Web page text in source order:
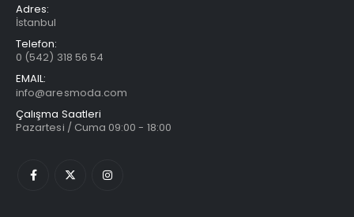
Adres:
İstanbul
Telefon:
0 (542) 318 56 54
EMAIL:
info@aresmoda.com
Çalışma Saatleri
Pazartesi / Cuma 09:00 - 18:00